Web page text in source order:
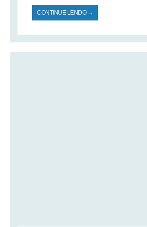
CONTINUE LENDO →